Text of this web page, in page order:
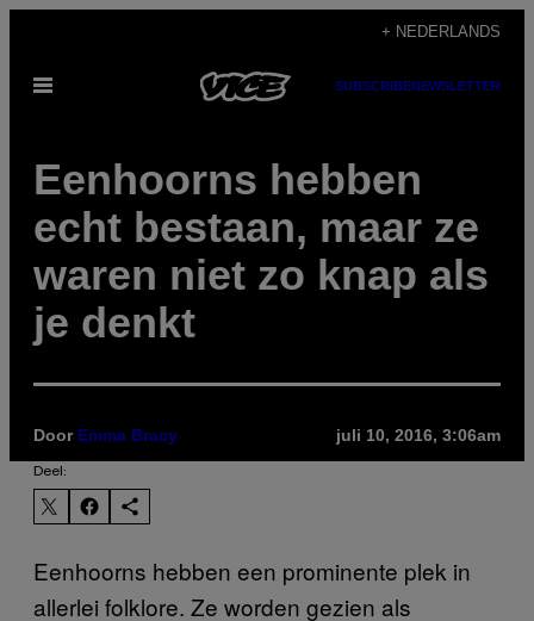
de
+ NEDERLANDS
Open
SUBSCRIBENEWSLETTER
Eenhoorns hebben
echt bestaan, maar ze
waren niet zo knap als
je denkt
Door Emma Bracy juli 10, 2016, 3:06am
Deel:
Eenhoorns hebben een prominente plek in
allerlei folklore. Ze worden gezien als